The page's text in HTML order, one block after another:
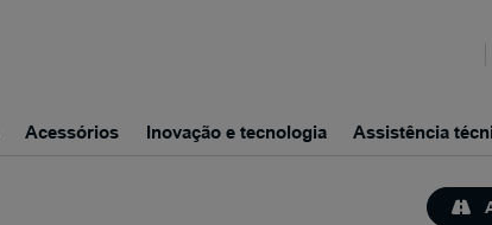
Acessórios Inovação e tecnologia Assistência